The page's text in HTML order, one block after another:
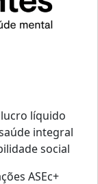
líquido
integral
social
ASEc+